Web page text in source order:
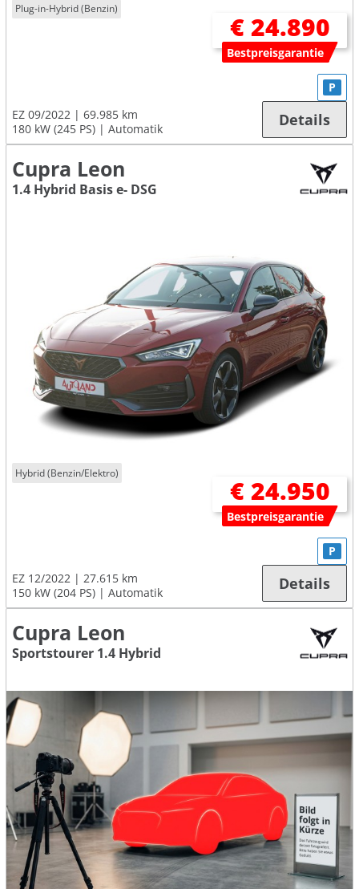
Plug-in-Hybrid (Benzin)
€ 24.890
Bestpreisgarantie
EZ 09/2022
69.985 km
180 kW (245 PS)
Automatik
P
Details
Cupra Leon
1.4 Hybrid Basis e- DSG
Hybrid (Benzin/Elektro)
€ 24.950
Bestpreisgarantie
EZ 12/2022
27.615 km
150 kW (204 PS)
Automatik
P
Details
Cupra Leon
Sportstourer 1.4 Hybrid